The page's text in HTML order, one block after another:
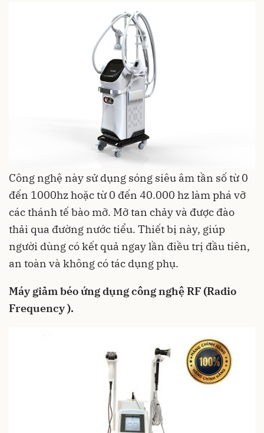
Công nghệ này sử dụng sóng siêu âm tần số từ 0
đến 1000hz hoặc từ 0 đến 40.000 hz làm phá vỡ
các thánh tế bào mỡ. Mỡ tan chảy và được đào
thải qua đường nước tiểu. Thiết bị này, giúp
người dùng có kết quả ngay lần điều trị đầu tiên,
an toàn và không có tác dụng phụ.
Máy giảm béo ứng dụng công nghệ RF (Radio
Frequency ).